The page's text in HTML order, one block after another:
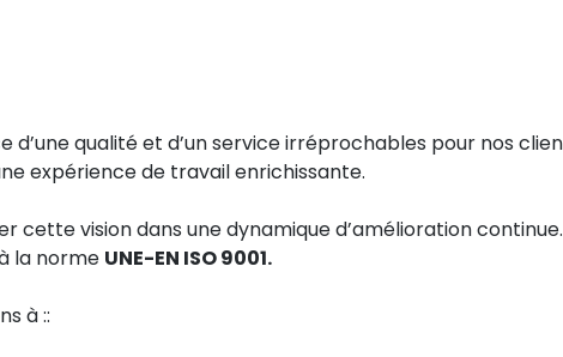
d’une qualité et d’un service irréprochables pour nos
expérience de travail enrichissante.
cette vision dans une dynamique d’amélioration
la norme UNE-EN ISO 9001.
à ::